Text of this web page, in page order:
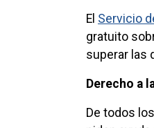
El Servicio
gratuito
superar las
Derecho a
De todos